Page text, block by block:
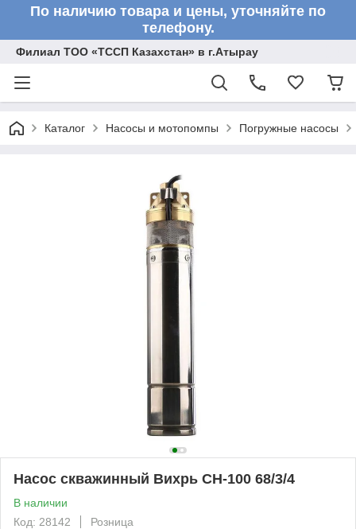
По наличию товара и цены, уточняйте по
телефону.
Филиал ТОО «ТССП Казахстан» в г.Атырау
Каталог Насосы и мотопомпы Погружные насосы
Насос скважинный Вихрь СН-100 68/3/4
В наличии
Код: 28142
Розница